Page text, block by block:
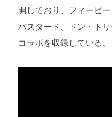
開しており、フィービ
バスタード、ドン・ト
コラボを収録している。